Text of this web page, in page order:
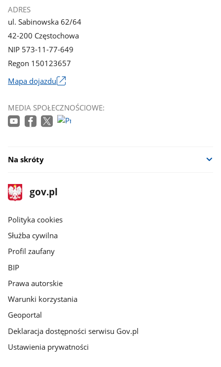
ADRES
ul. Sabinowska 62/64
42-200 Częstochowa
NIP 573-11-77-649
Regon 150123657
Mapa dojazdu
się
w
MEDIA SPOŁECZNOŚCIOWE:
Na skróty
stopka
gov.pl
Strona
gov.pl
gov.pl
Polityka cookies
Służba cywilna
Profil zaufany
BIP
Prawa autorskie
Warunki korzystania
Geoportal
Deklaracja dostępności serwisu Gov.pl
Ustawienia prywatności